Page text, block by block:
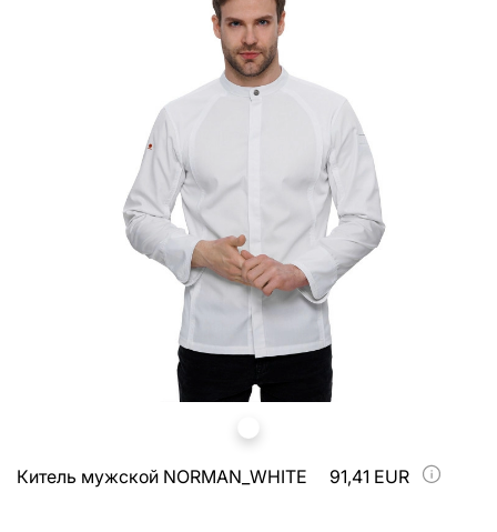
Китель мужской NORMAN_WHITE 91,41 EUR